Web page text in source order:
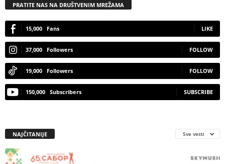
PRATITE NAS NA DRUŠTVENIM MREŽAMA
15,000 Fans LIKE
37,000 Followers FOLLOW
19,000 Followers FOLLOW
150,000 Subscribers SUBSCRIBE
NAJČITANIJE Sve vesti